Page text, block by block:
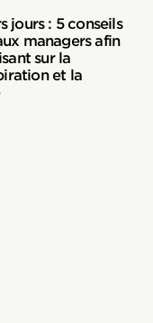
jours : 5 conseils
managers afin
sur la
et la